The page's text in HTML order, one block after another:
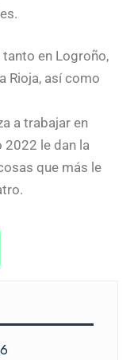
tanto en Logroño,
Rioja, así como
a trabajar en
2022 le dan la
que más le